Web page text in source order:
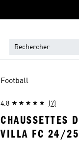
Football
4.8 (7)
CHAUSSETTES
VILLA FC 24/25